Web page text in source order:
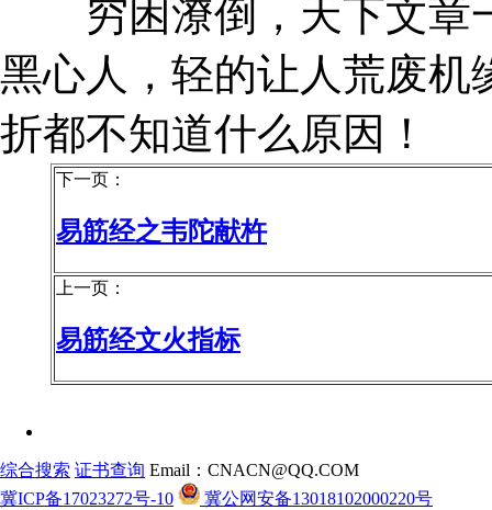
穷困潦倒，天下文章
黑心人，轻的让人荒废机
折都不知道什么原因！
下一页：
易筋经之韦陀献杵
上一页：
易筋经文火指标
综合搜索 证书查询 Email：CNACN@QQ.COM
冀ICP备17023272号-10
冀公网安备13018102000220号